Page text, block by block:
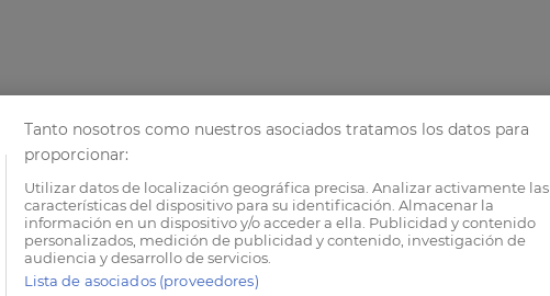
Tanto nosotros como nuestros asociados tratamos los datos para
proporcionar:
Utilizar datos de localización geográfica precisa. Analizar activamente las
características del dispositivo para su identificación. Almacenar la
información en un dispositivo y/o acceder a ella. Publicidad y contenido
personalizados, medición de publicidad y contenido, investigación de
audiencia y desarrollo de servicios.
Lista de asociados (proveedores)